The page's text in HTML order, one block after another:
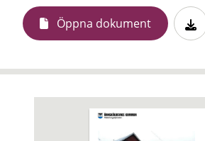
Öppna dokument